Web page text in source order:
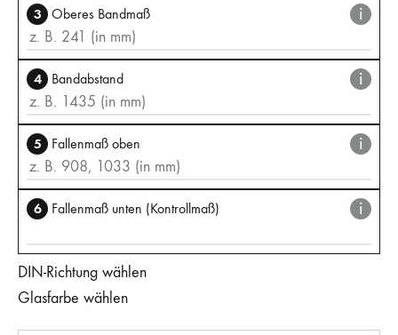
3 Oberes Bandmaß i
4 Bandabstand i
5 Fallenmaß oben i
6 Fallenmaß unten (Kontrollmaß) i
DIN-Richtung wählen
Glasfarbe wählen